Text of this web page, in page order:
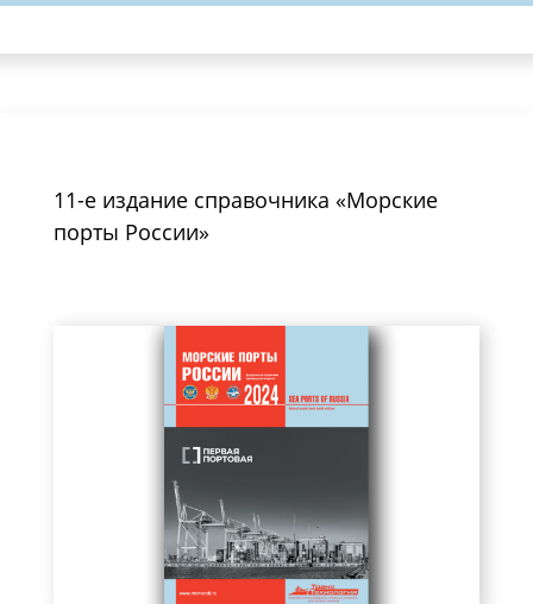
11-е издание справочника «Морские
порты России»